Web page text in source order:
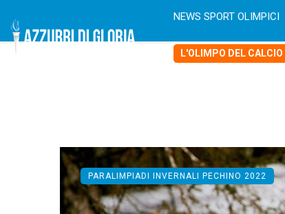
NEWS SPORT OLIMPICI
L'OLIMPO DEL CALCIO
PARALIMPIADI INVERNALI PECHINO 2022